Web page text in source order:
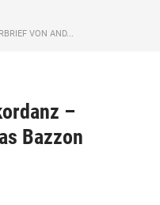
VON AND...
–
Bazzon